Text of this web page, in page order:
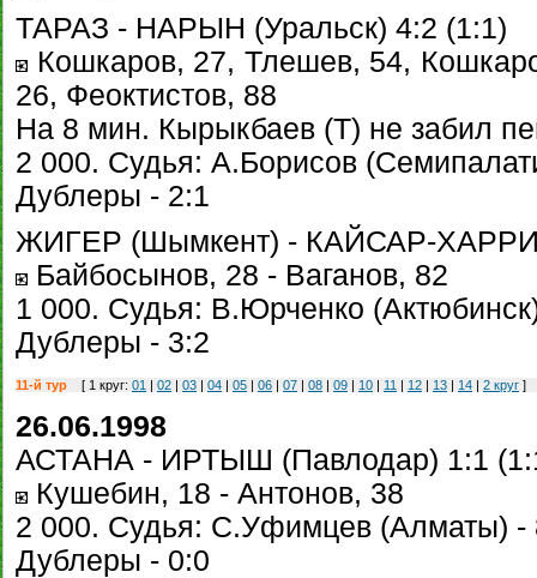
ТАРАЗ - НАРЫН (Уральск) 4:2 (1:1)
Кошкаров, 27, Тлешев, 54,
26, Феоктистов, 88
На 8 мин. Кырыкбаев (Т) не забил
2 000. Судья: А.Борисов
Дублеры - 2:1
ЖИГЕР (Шымкент) - КАЙСАР-
Байбосынов, 28 - Ваганов, 82
1 000. Судья: В.Юрченко
Дублеры - 3:2
11-й тур [ 1 круг: 01 | 02 | 03 | 04 | 05 | 06 | 07 | 08 | 09 | 10 | 11 | 12 | 13 | 14 | 2 круг ]
26.06.1998
АСТАНА - ИРТЫШ (Павлодар) 1:1
Кушебин, 18 - Антонов, 38
2 000. Судья: С.Уфимцев (Алматы) -
Дублеры - 0:0